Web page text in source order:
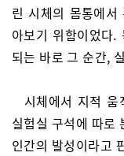
린 시체의 몸통에
아보기 위함이었다
되는 바로 그 순간,
시체에서 지적
실험실 구석에 따로
인간의 발성이라고